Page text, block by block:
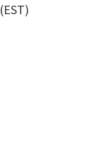
(EST)